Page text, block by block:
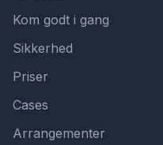
Kom godt i gang
Sikkerhed
Priser
Cases
Arrangementer